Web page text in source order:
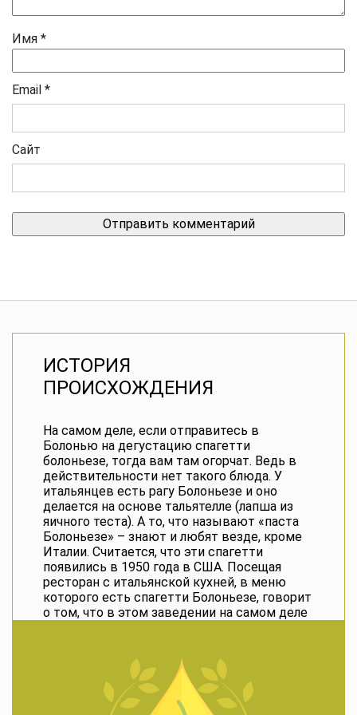
Имя *
Email *
Сайт
ИСТОРИЯ
ПРОИСХОЖДЕНИЯ
На самом деле, если отправитесь в
Болонью на дегустацию спагетти
болоньезе, тогда вам там огорчат. Ведь в
действительности нет такого блюда. У
итальянцев есть рагу Болоньезе и оно
делается на основе тальятелле (лапша из
яичного теста). А то, что называют «паста
Болоньезе» – знают и любят везде, кроме
Италии. Считается, что эти спагетти
появились в 1950 года в США. Посещая
ресторан с итальянской кухней, в меню
которого есть спагетти Болоньезе, говорит
о том, что в этом заведении на самом деле
готовится без добавления спагетти. Яйца
стали добавлять в тесто для приготовления
пасты из-за того, что не всегда было
достаточно протеинов в муке твердых